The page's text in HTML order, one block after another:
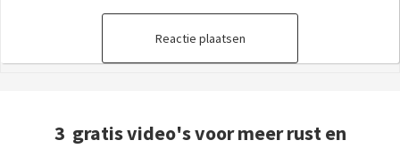
Reactie plaatsen
3 gratis video's voor meer rust en